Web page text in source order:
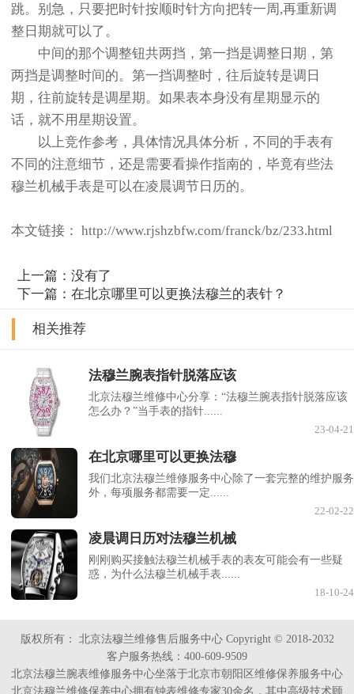
跳。别急，只要把时针按顺时针方向把转一周,再重新调
整日期就可以了。
中间的那个调整钮共两挡，第一挡是调整日期，第
两挡是调整时间的。第一挡调整时，往后旋转是调日
期，往前旋转是调星期。如果表本身没有星期显示的
话，就不用星期设置。
以上竞作参考，具体情况具体分析，不同的手表有
不同的注意细节，还是需要看操作指南的，毕竟有些法
穆兰机械手表是可以在凌晨调节日历的。
本文链接： http://www.rjshzbfw.com/franck/bz/233.html
上一篇：没有了
下一篇：在北京哪里可以更换法穆兰的表针？
相关推荐
法穆兰腕表指针脱落应该
北京法穆兰维修中心分享：“法穆兰腕表指针脱落应该
怎么办？”当手表的指针......
23-04-21
在北京哪里可以更换法穆
我们北京法穆兰维修服务中心除了一套完整的维护服务
外，每项服务都需要一定......
22-02-22
凌晨调日历对法穆兰机械
刚刚购买接触法穆兰机械手表的表友可能会有一些疑
惑，为什么法穆兰机械手表......
18-10-24
版权所有： 北京法穆兰维修售后服务中心 Copyright © 2018-2032
客户服务热线：400-609-9509
北京法穆兰腕表维修服务中心坐落于北京市朝阳区维修保养服务中心
北京法穆兰维修保养中心拥有钟表维修专家30余名，其中高级技术顾